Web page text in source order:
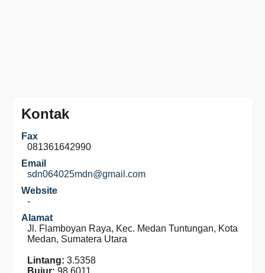
Kontak
Fax
081361642990
Email
sdn064025mdn@gmail.com
Website
-
Alamat
Jl. Flamboyan Raya, Kec. Medan Tuntungan, Kota
Medan, Sumatera Utara
Lintang: 3.5358
Bujur: 98.6011